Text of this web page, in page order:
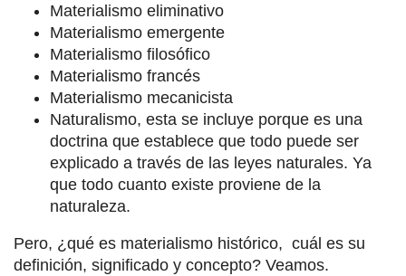
Materialismo eliminativo
Materialismo emergente
Materialismo filosófico
Materialismo francés
Materialismo mecanicista
Naturalismo, esta se incluye porque es una
doctrina que establece que todo puede ser
explicado a través de las leyes naturales. Ya
que todo cuanto existe proviene de la
naturaleza.
Pero, ¿qué es materialismo histórico, cuál es su
definición, significado y concepto? Veamos.